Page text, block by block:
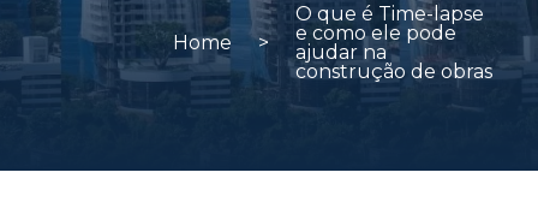
Home >
O que é Time-lapse
e como ele pode
ajudar na
construção de obras